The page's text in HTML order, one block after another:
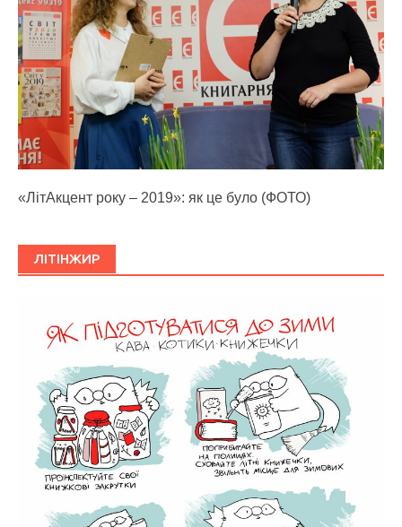
«ЛітАкцент року – 2019»: як це було (ФОТО)
ЛІТІНЖИР